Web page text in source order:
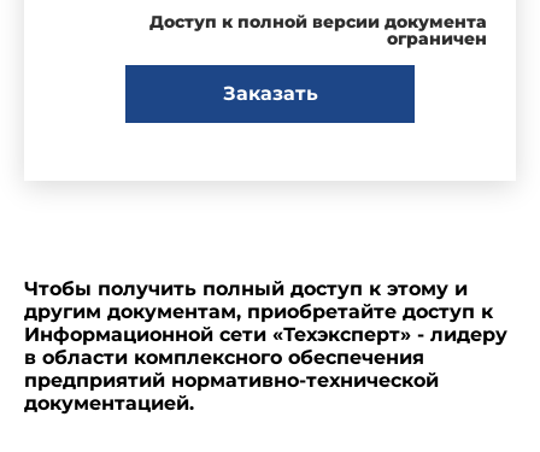
Доступ к полной версии документа
ограничен
Заказать
Чтобы получить полный доступ к этому и
другим документам, приобретайте доступ к
Информационной сети «Техэксперт» - лидеру
в области комплексного обеспечения
предприятий нормативно-технической
документацией.